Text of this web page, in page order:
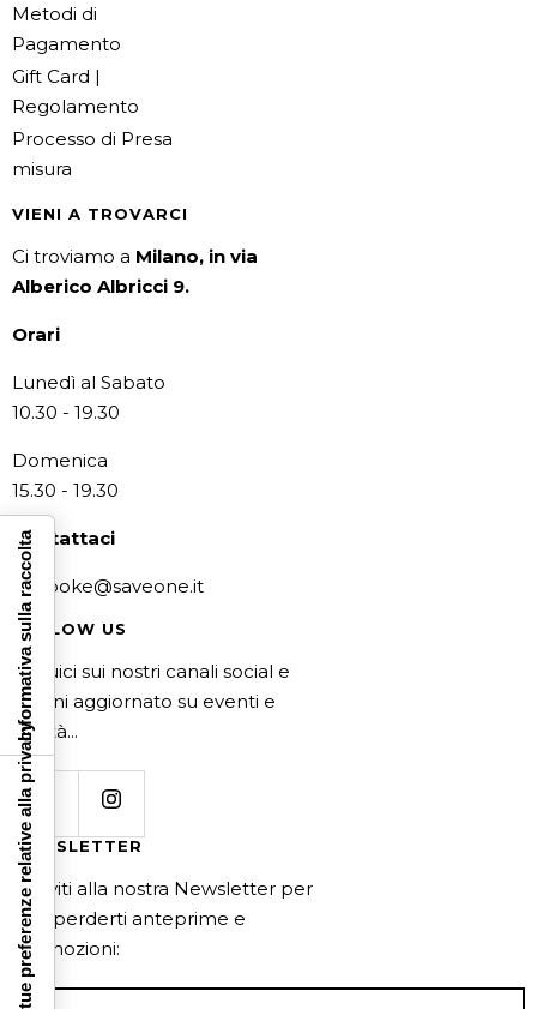
Metodi di
Pagamento
Gift Card |
Regolamento
Processo di Presa
misura
VIENI A TROVARCI
Ci troviamo a Milano, in via
Alberico Albricci 9.
Orari
Lunedì al Sabato
10.30 - 19.30
Domenica
15.30 - 19.30
Contattaci
bespoke@saveone.it
FOLLOW US
Seguici sui nostri canali social e
rimani aggiornato su eventi e
novità...
NEWSLETTER
Iscriviti alla nostra Newsletter per
non perderti anteprime e
promozioni:
Le tue preferenze relative alla privacy
Informativa sulla raccolta